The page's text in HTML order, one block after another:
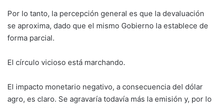
Por lo tanto, la percepción general es que la devaluación
se aproxima, dado que el mismo Gobierno la establece de
forma parcial.
El círculo vicioso está marchando.
El impacto monetario negativo, a consecuencia del dólar
agro, es claro. Se agravaría todavía más la emisión y, por lo